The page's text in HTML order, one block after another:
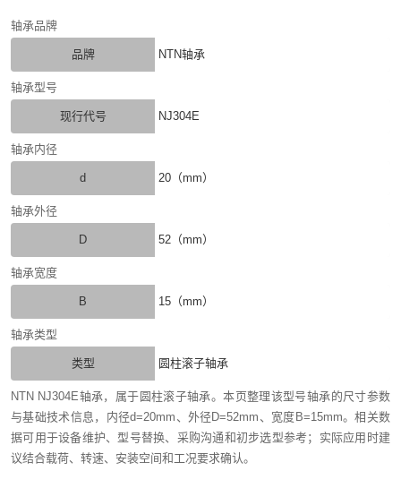
轴承品牌
品牌 NTN轴承
轴承型号
现行代号 NJ304E
轴承内径
d 20（mm）
轴承外径
D 52（mm）
轴承宽度
B 15（mm）
轴承类型
类型 圆柱滚子轴承
NTN NJ304E轴承，属于圆柱滚子轴承。本页整理该型号轴承的尺寸参数
与基础技术信息，内径d=20mm、外径D=52mm、宽度B=15mm。相关数
据可用于设备维护、型号替换、采购沟通和初步选型参考；实际应用时建
议结合载荷、转速、安装空间和工况要求确认。